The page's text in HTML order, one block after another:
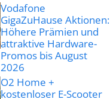
Vodafone
GigaZuHause Aktionen:
Höhere Prämien und
attraktive Hardware-
Promos bis August
2026
O2 Home +
kostenloser E-Scooter